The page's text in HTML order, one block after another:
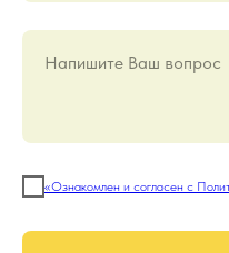
Напишите Ваш вопрос
«Ознакомлен и согласен с